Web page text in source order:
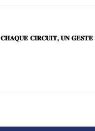
𝐂𝐇𝐀𝐐𝐔𝐄 𝐂𝐈𝐑𝐂𝐔𝐈𝐓, 𝐔𝐍